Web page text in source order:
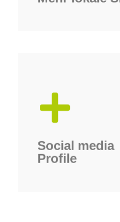
Social media
Profile
Neben Ihrer Website,
Unternehmens. Sind
auffindbar, wirkt man